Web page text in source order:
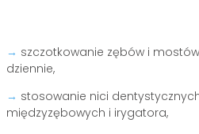
→ szczotkowanie zębów i
dziennie,
→ stosowanie nici
międzyzębowych i irygatora,